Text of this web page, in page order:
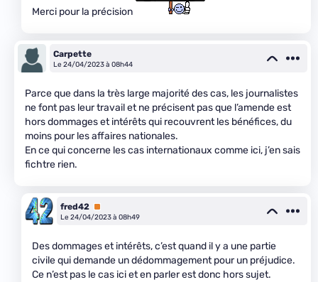
Merci pour la précision
Carpette
Le 24/04/2023 à 08h44
Parce que dans la très large majorité des cas, les journalistes
ne font pas leur travail et ne précisent pas que l’amende est
hors dommages et intérêts qui recouvrent les bénéfices, du
moins pour les affaires nationales.
En ce qui concerne les cas internationaux comme ici, j’en sais
fichtre rien.
fred42 Premium
Le 24/04/2023 à 08h49
Des dommages et intérêts, c’est quand il y a une partie
civile qui demande un dédommagement pour un préjudice.
Ce n’est pas le cas ici et en parler est donc hors sujet.